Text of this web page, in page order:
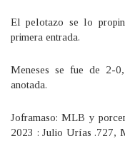
El pelotazo se lo
primera entrada.
Meneses se fue de 2-
anotada.
Joframaso: MLB y
2023 : Julio Urías .727,